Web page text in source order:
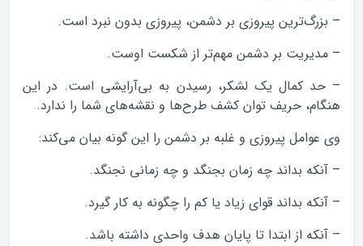
– بزرگ‌ترین پیروزی بر دشمن، پیروزی بدون نبرد است.
– مدیریت بر دشمن مهم‌تر از شکست اوست.
– حد کمال یک لشکر، رسیدن به بی‌آرایشی است. در این
هنگام، حریف توان کشف طرح‌ها و نقشه‌های شما را ندارد.
وی عوامل پیروزی و غلبه بر دشمن را این گونه بیان می‌کند:
– آنکه بداند چه زمان بجنگد و چه زمانی نجنگد.
– آنکه بداند قوای زیاد یا کم را چگونه به کار گیرد.
– آنکه از ابتدا تا پایان هدف واحدی داشته باشد.